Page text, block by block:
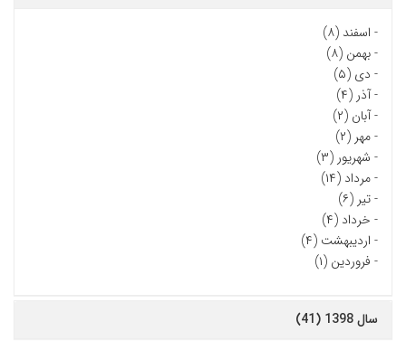
- اسفند (۸)
-بهمن (۸)
- دی (۵)
-آذر (۴)
-آبان (۲)
-مهر (۲)
- شهریور (۳)
-مرداد (۱۴)
-تیر (۶)
- خرداد (۴)
- اردیبهشت (۴)
- فروردین (۱)
سال 1398 (41)